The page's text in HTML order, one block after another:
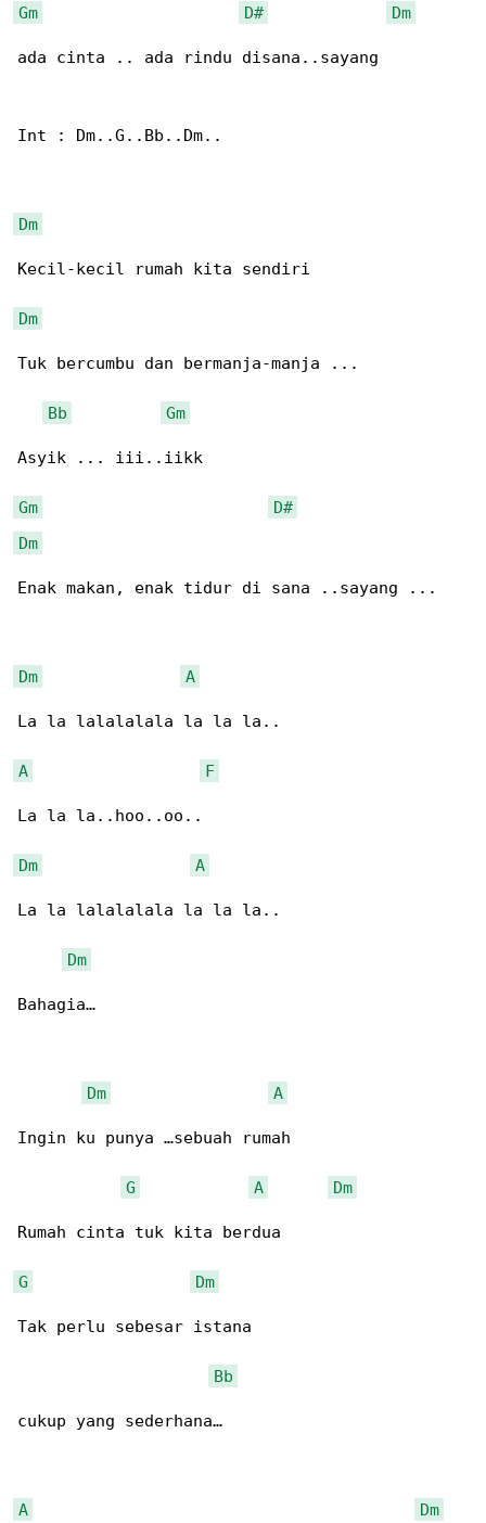
Gm D# Dm
ada cinta .. ada rindu disana..sayang
Int : Dm..G..Bb..Dm..
Dm
Kecil-kecil rumah kita sendiri
Dm
Tuk bercumbu dan bermanja-manja ...
Bb Gm
Asyik ... iii..iikk
Gm
D#
Dm
Enak makan, enak tidur di sana ..sayang ...
Dm A
La la lalalalala la la la..
A F
La la la..hoo..oo..
Dm A
La la lalalalala la la la..
Dm
Bahagia…
Dm A
Ingin ku punya …sebuah rumah
G A Dm
Rumah cinta tuk kita berdua
G Dm
Tak perlu sebesar istana
Bb
cukup yang sederhana…
A Dm